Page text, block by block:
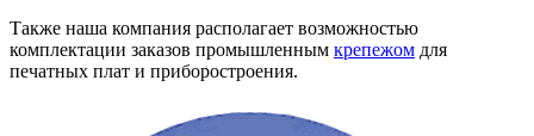
Также наша компания располагает возможностью
комплектации заказов промышленным крепежом для
печатных плат и приборостроения.